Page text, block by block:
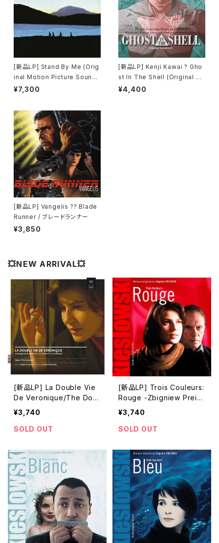
[新品LP] Stand By Me (Orig
inal Motion Picture Soundt
rack) / スタンド・バイ・ミー
¥7,300
[新品LP] Kenji Kawai ? Gho
st In The Shell (Original So
undtrack) / GHOST IN THE
¥4,400
[新品LP] Vangelis ?? Blade
Runner / ブレードランナー
¥3,850
💥NEW ARRIVAL💥
[新品LP] La Double Vie
De Veronique/The Dou
ble Life Of Veronika -Z
bigniew Preisner /「ふた
りのベロニカ」
¥3,740
SOLD OUT
[新品LP] Trois Couleurs:
Rouge -Zbigniew Preisn
er / 「トリコロール/赤の愛」
¥3,740
SOLD OUT